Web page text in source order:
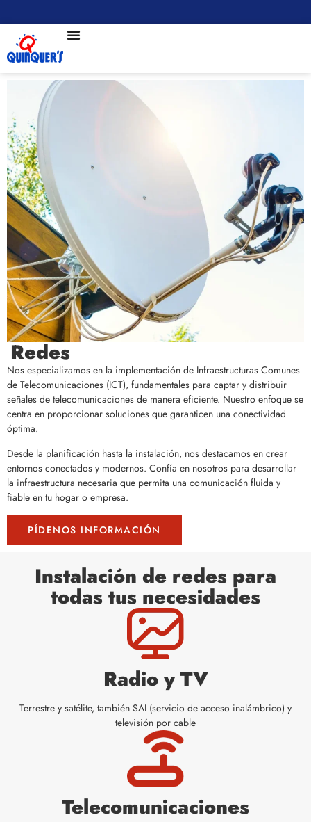
Redes
Nos especializamos en la implementación de Infraestructuras Comunes
de Telecomunicaciones (ICT), fundamentales para captar y distribuir
señales de telecomunicaciones de manera eficiente. Nuestro enfoque se
centra en proporcionar soluciones que garanticen una conectividad
óptima.
Desde la planificación hasta la instalación, nos destacamos en crear
entornos conectados y modernos. Confía en nosotros para desarrollar
la infraestructura necesaria que permita una comunicación fluida y
fiable en tu hogar o empresa.
PÍDENOS INFORMACIÓN
Instalación de redes para
todas tus necesidades
Radio y TV
Terrestre y satélite, también SAI (servicio de acceso inalámbrico) y
televisión por cable
Telecomunicaciones